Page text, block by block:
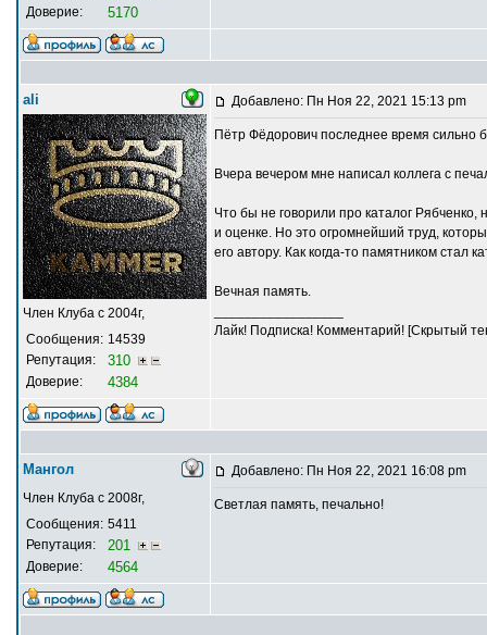
Доверие: 5170
ali
Член Клуба с 2004г,
Сообщения: 14539
Репутация:
310
Доверие: 4384
Добавлено: Пн Ноя 22, 2021 15:13 pm
Пётр Фёдорович последнее время сильно
Вчера вечером мне написал коллега с
Что бы не говорили про каталог Рябченко,
и оценке. Но это огромнейший труд,
его автору. Как когда-то памятником стал
Вечная память.
Лайк! Подписка! Комментарий! [Скрытый
Мангол
Член Клуба с 2008г,
Сообщения: 5411
Репутация:
201
Доверие: 4564
Добавлено: Пн Ноя 22, 2021 16:08 pm
Светлая память, печально!